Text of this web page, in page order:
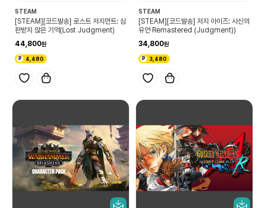
STEAM
[STEAM][코드발송] 로스트 저지먼트: 심
판받지 않은 기억(Lost Judgment)
44,800
4,480
STEAM
[STEAM][코드발송] 저지 아이즈: 사신의
유언 Remastered (Judgment))
34,800
3,480